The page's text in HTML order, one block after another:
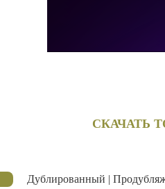
СКАЧАТЬ
Дублированный |